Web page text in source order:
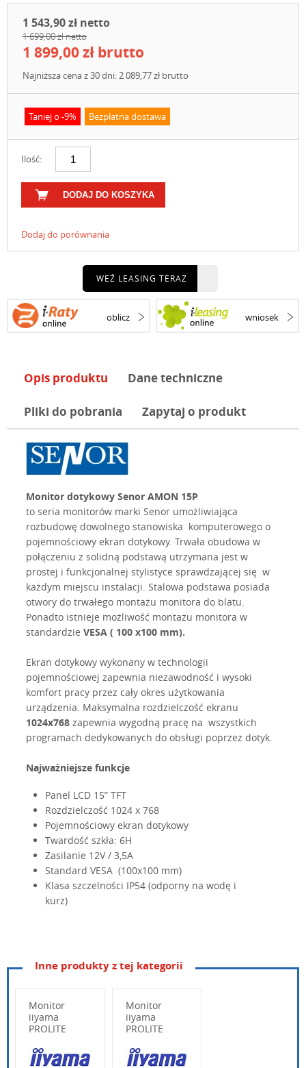
1 543,90 zł netto
1 699,00 zł netto
1 899,00 zł brutto
Najniższa cena z 30 dni: 2 089,77 zł brutto
Taniej o -9% Bezpłatna dostawa
Ilość:
DODAJ DO KOSZYKA
Dodaj do porównania
WEŹ LEASING TERAZ
oblicz wniosek
Opis produktu Dane techniczne
Pliki do pobrania Zapytaj o produkt
Monitor dotykowy Senor AMON 15P
to seria monitorów marki Senor umożliwiająca
rozbudowę dowolnego stanowiska komputerowego o
pojemnościowy ekran dotykowy. Trwała obudowa w
połączeniu z solidną podstawą utrzymana jest w
prostej i funkcjonalnej stylistyce sprawdzającej się w
każdym miejscu instalacji. Stalowa podstawa posiada
otwory do trwałego montażu monitora do blatu.
Ponadto istnieje możliwość montażu monitora w
standardzie VESA ( 100 x100 mm).
Ekran dotykowy wykonany w technologii
pojemnościowej zapewnia niezawodność i wysoki
komfort pracy przez cały okres użytkowania
urządzenia. Maksymalna rozdzielczość ekranu
1024x768 zapewnia wygodną pracę na wszystkich
programach dedykowanych do obsługi poprzez dotyk.
Najważniejsze funkcje
Panel LCD 15” TFT
Rozdzielczość 1024 x 768
Pojemnościowy ekran dotykowy
Twardość szkła: 6H
Zasilanie 12V / 3,5A
Standard VESA (100x100 mm)
Klasa szczelności IP54 (odporny na wodę i
kurz)
Panel
15” TFT LCD
Obszar aktywny
304.128 (H) x 228.096 (V)
Ekran dotykowy
Twardość powierzchni szklanej: 6H
Inne produkty z tej kategorii
Monitor
iiyama
PROLITE
Monitor
iiyama
PROLITE